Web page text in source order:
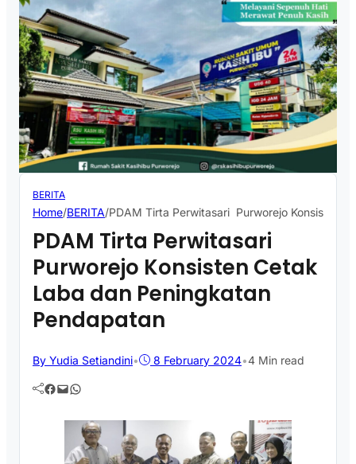
BERITA
Home/BERITA/PDAM Tirta Perwitasari Purworejo Konsisten
PDAM Tirta Perwitasari
Purworejo Konsisten Cetak
Laba dan Peningkatan
Pendapatan
By Yudia Setiandini• 8 February 2024•4 Min read
Facebook Mail WhatsApp